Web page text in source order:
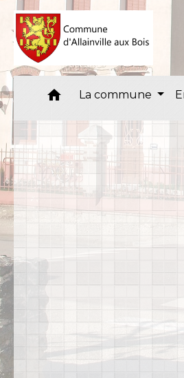
home La commune